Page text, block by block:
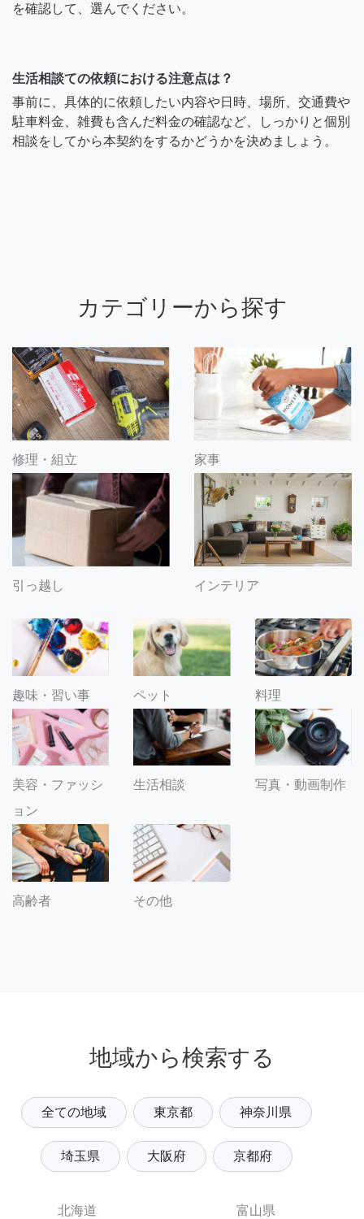
を確認して、選んでください。
生活相談ての依頼における注意点は？
事前に、具体的に依頼したい内容や日時、場所、交通費や
駐車料金、雑費も含んだ料金の確認など、しっかりと個別
相談をしてから本契約をするかどうかを決めましょう。
カテゴリーから探す
修理・組立 家事
引っ越し インテリア
趣味・習い事 ペット 料理
美容・ファッシ
ョン
生活相談 写真・動画制作
高齢者 その他
地域から検索する
全ての地域 東京都 神奈川県
埼玉県 大阪府 京都府
北海道
富山県